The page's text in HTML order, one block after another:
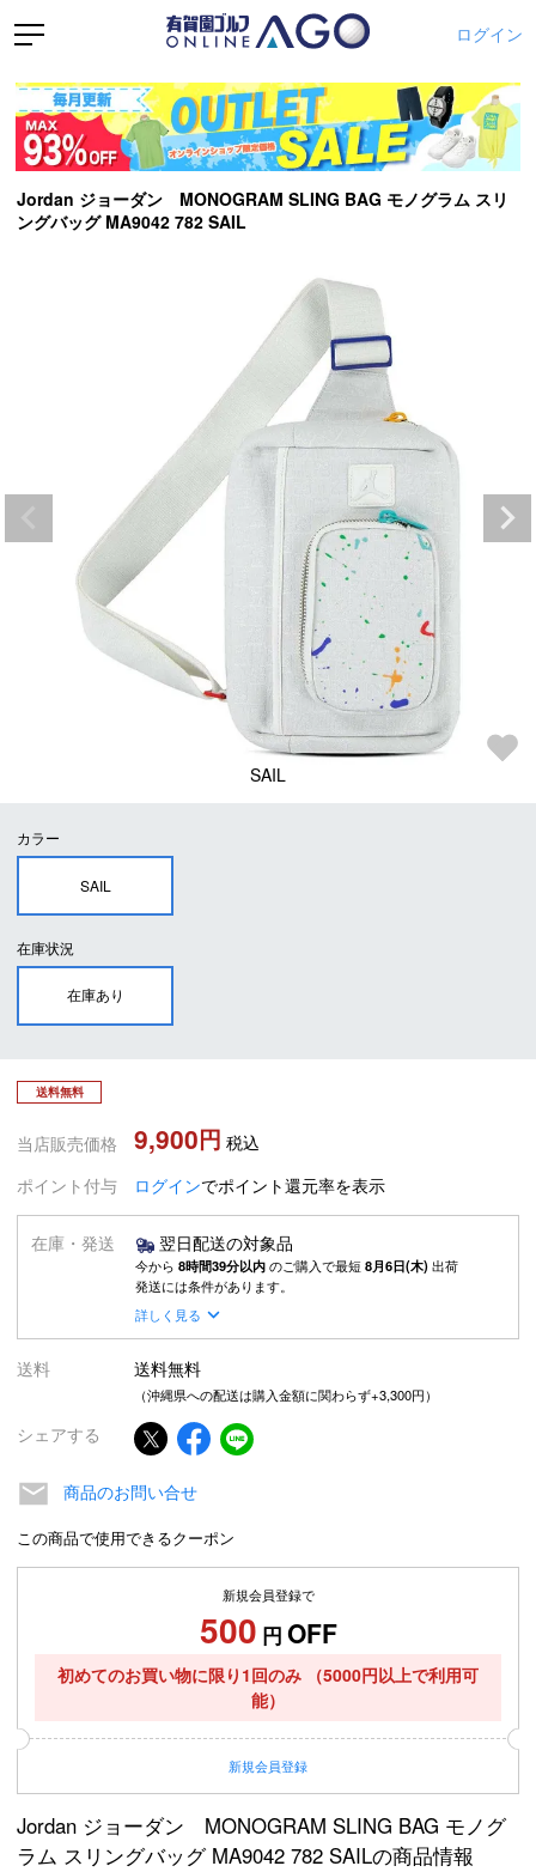
ログイン
Jordan ジョーダン MONOGRAM SLING BAG モノグラム スリ
ングバッグ MA9042 782 SAIL
SAIL
カラー
SAIL
在庫状況
在庫あり
送料無料
当店販売価格 9,900
税込
ポイント付与
ログインでポイント還元率を表示
在庫・発送 翌日配送の対象品
今から 8時間39分以内のご購入で最短8月6日(木)出荷
発送には条件があります。
詳しく見る
送料 送料無料
（沖縄県への配送は購入金額に関わらず+3,300円）
シェアする
商品のお問い合せ
この商品で使用できるクーポン
新規会員登録で
500 円 OFF
初めてのお買い物に限り1回のみ
（5000円以上で利用可
能）
新規会員登録
Jordan ジョーダン MONOGRAM SLING BAG モノグ
ラム スリングバッグ MA9042 782 SAILの商品情報